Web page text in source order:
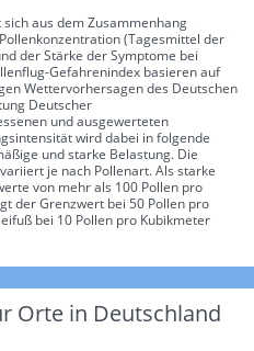
aus dem Zusammenhang
(Tagesmittel der
der Stärke der Symptome bei
Gefahrenindex basieren auf
Wettervorhersagen des Deutschen
Deutscher
und ausgewerteten
wird dabei in folgende
und starke Belastung. Die
je nach Pollenart. Als starke
von mehr als 100 Pollen pro
der Grenzwert bei 50 Pollen pro
bei 10 Pollen pro Kubikmeter
Orte in Deutschland